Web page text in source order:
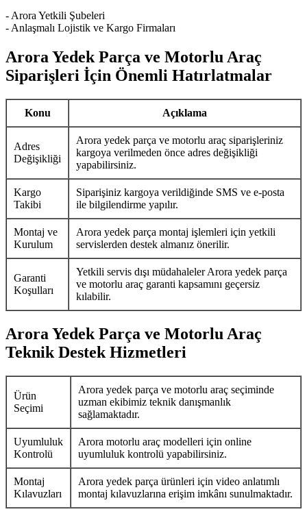
- Arora Yetkili Şubeleri
- Anlaşmalı Lojistik ve Kargo Firmaları
Arora Yedek Parça ve Motorlu Araç
Siparişleri İçin Önemli Hatırlatmalar
Konu Açıklama
Adres
Değişikliği
Arora yedek parça ve motorlu araç siparişleriniz
kargoya verilmeden önce adres değişikliği
yapabilirsiniz.
Kargo
Takibi
Siparişiniz kargoya verildiğinde SMS ve e-posta
ile bilgilendirme yapılır.
Montaj ve
Kurulum
Arora yedek parça montaj işlemleri için yetkili
servislerden destek almanız önerilir.
Garanti
Koşulları
Yetkili servis dışı müdahaleler Arora yedek parça
ve motorlu araç garanti kapsamını geçersiz
kılabilir.
Arora Yedek Parça ve Motorlu Araç
Teknik Destek Hizmetleri
Ürün
Seçimi
Arora yedek parça ve motorlu araç seçiminde
uzman ekibimiz teknik danışmanlık
sağlamaktadır.
Uyumluluk
Kontrolü
Arora motorlu araç modelleri için online
uyumluluk kontrolü yapabilirsiniz.
Montaj
Kılavuzları
Arora yedek parça ürünleri için video anlatımlı
montaj kılavuzlarına erişim imkânı sunulmaktadır.